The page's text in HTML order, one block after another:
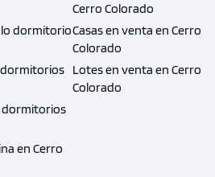
dormitorio
dormitorios
en Cerro
Cerro Colorado
Casas en venta en Cerro
Colorado
Lotes en venta en Cerro
Colorado